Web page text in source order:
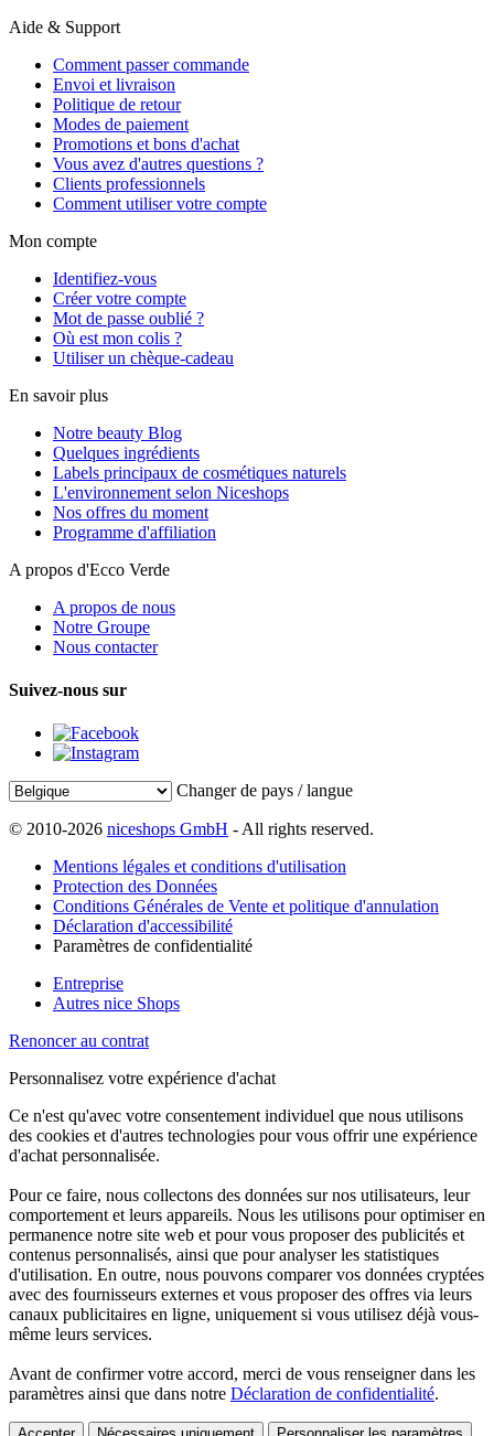
Aide & Support
Comment passer commande
Envoi et livraison
Politique de retour
Modes de paiement
Promotions et bons d'achat
Vous avez d'autres questions ?
Clients professionnels
Comment utiliser votre compte
Mon compte
Identifiez-vous
Créer votre compte
Mot de passe oublié ?
Où est mon colis ?
Utiliser un chèque-cadeau
En savoir plus
Notre beauty Blog
Quelques ingrédients
Labels principaux de cosmétiques naturels
L'environnement selon Niceshops
Nos offres du moment
Programme d'affiliation
A propos d'Ecco Verde
A propos de nous
Notre Groupe
Nous contacter
Suivez-nous sur
Changer de pays / langue
© 2010-2026 niceshops GmbH - All rights reserved.
Mentions légales et conditions d'utilisation
Protection des Données
Conditions Générales de Vente et politique d'annulation
Déclaration d'accessibilité
Paramètres de confidentialité
Entreprise
Autres nice Shops
Renoncer au contrat
Personnalisez votre expérience d'achat
Ce n'est qu'avec votre consentement individuel que nous utilisons
des cookies et d'autres technologies pour vous offrir une expérience
d'achat personnalisée.
Pour ce faire, nous collectons des données sur nos utilisateurs, leur
comportement et leurs appareils. Nous les utilisons pour optimiser en
permanence notre site web et pour vous proposer des publicités et
contenus personnalisés, ainsi que pour analyser les statistiques
d'utilisation. En outre, nous pouvons comparer vos données cryptées
avec des fournisseurs externes et vous proposer des offres via leurs
canaux publicitaires en ligne, uniquement si vous utilisez déjà vous-
même leurs services.
Avant de confirmer votre accord, merci de vous renseigner dans les
paramètres ainsi que dans notre Déclaration de confidentialité.